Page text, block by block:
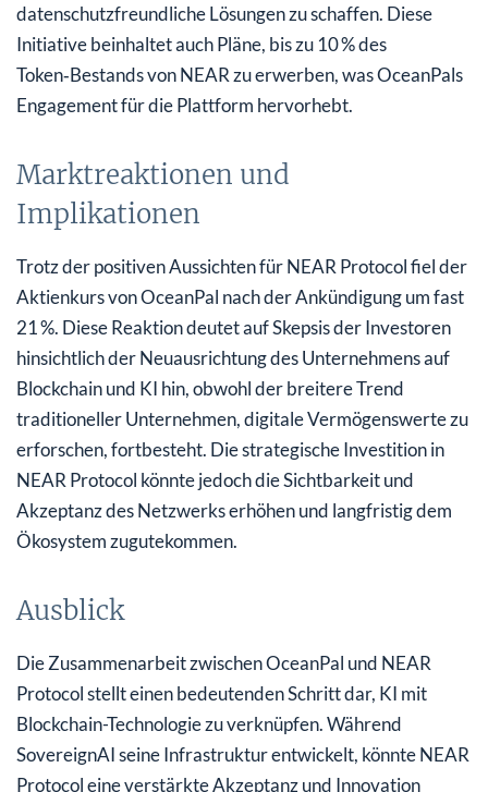
datenschutzfreundliche Lösungen zu schaffen. Diese
Initiative beinhaltet auch Pläne, bis zu 10 % des
Token‑Bestands von NEAR zu erwerben, was OceanPals
Engagement für die Plattform hervorhebt.
Marktreaktionen und
Implikationen
Trotz der positiven Aussichten für NEAR Protocol fiel der
Aktienkurs von OceanPal nach der Ankündigung um fast
21 %. Diese Reaktion deutet auf Skepsis der Investoren
hinsichtlich der Neuausrichtung des Unternehmens auf
Blockchain und KI hin, obwohl der breitere Trend
traditioneller Unternehmen, digitale Vermögenswerte zu
erforschen, fortbesteht. Die strategische Investition in
NEAR Protocol könnte jedoch die Sichtbarkeit und
Akzeptanz des Netzwerks erhöhen und langfristig dem
Ökosystem zugutekommen.
Ausblick
Die Zusammenarbeit zwischen OceanPal und NEAR
Protocol stellt einen bedeutenden Schritt dar, KI mit
Blockchain-Technologie zu verknüpfen. Während
SovereignAI seine Infrastruktur entwickelt, könnte NEAR
Protocol eine verstärkte Akzeptanz und Innovation